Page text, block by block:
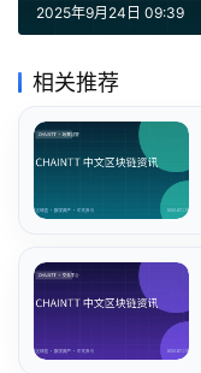
2025年9月24日 09:39
相关推荐